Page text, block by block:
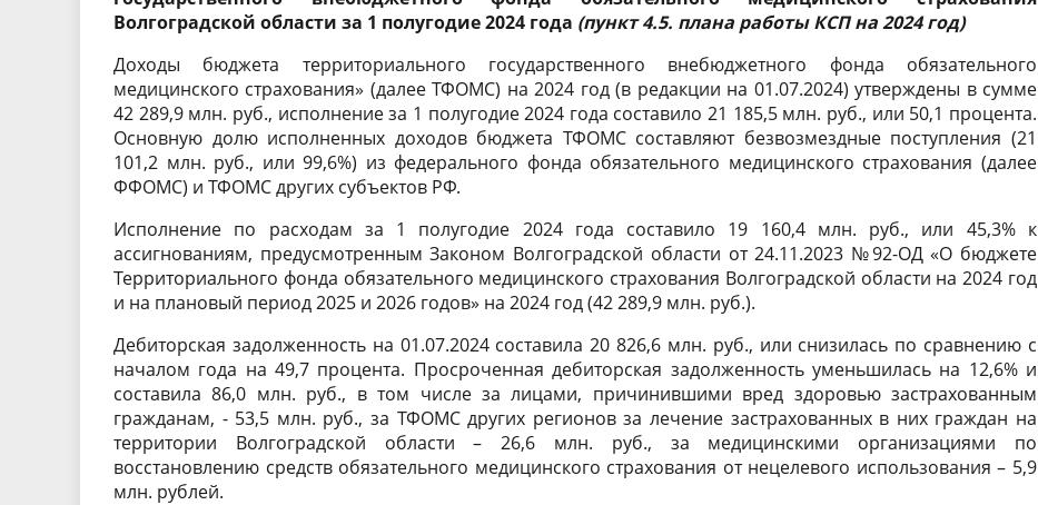
Волгоградской области за 1 полугодие 2024 года (пункт 4.5. плана работы КСП на 2024 год)
Доходы бюджета территориального государственного внебюджетного фонда обязательного
медицинского страхования» (далее ТФОМС) на 2024 год (в редакции на 01.07.2024) утверждены в сумме
42 289,9 млн. руб., исполнение за 1 полугодие 2024 года составило 21 185,5 млн. руб., или 50,1 процента.
Основную долю исполненных доходов бюджета ТФОМС составляют безвозмездные поступления (21
101,2 млн. руб., или 99,6%) из федерального фонда обязательного медицинского страхования (далее
ФФОМС) и ТФОМС других субъектов РФ.
Исполнение по расходам за 1 полугодие 2024 года составило 19 160,4 млн. руб., или 45,3% к
ассигнованиям, предусмотренным Законом Волгоградской области от 24.11.2023 №92-ОД «О бюджете
Территориального фонда обязательного медицинского страхования Волгоградской области на 2024 год
и на плановый период 2025 и 2026 годов» на 2024 год (42 289,9 млн. руб.).
Дебиторская задолженность на 01.07.2024 составила 20 826,6 млн. руб., или снизилась по сравнению с
началом года на 49,7 процента. Просроченная дебиторская задолженность уменьшилась на 12,6% и
составила 86,0 млн. руб., в том числе за лицами, причинившими вред здоровью застрахованным
гражданам, - 53,5 млн. руб., за ТФОМС других регионов за лечение застрахованных в них граждан на
территории Волгоградской области – 26,6 млн. руб., за медицинскими организациями по
восстановлению средств обязательного медицинского страхования от нецелевого использования – 5,9
млн. рублей.